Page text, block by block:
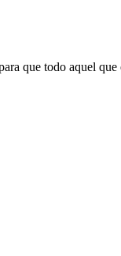
que todo aquel